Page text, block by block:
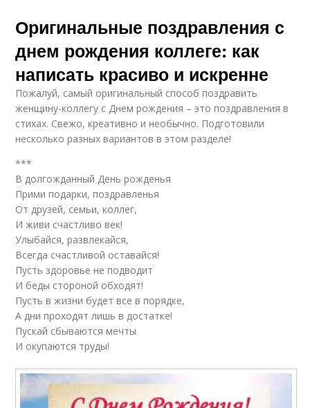
Оригинальные поздравления с
днем рождения коллеге: как
написать красиво и искренне
Пожалуй, самый оригинальный способ поздравить
женщину-коллегу с Днем рождения – это поздравления в
стихах. Свежо, креативно и необычно. Подготовили
несколько разных вариантов в этом разделе!
***
В долгожданный День рожденья
Прими подарки, поздравленья
От друзей, семьи, коллег,
И живи счастливо век!
Улыбайся, развлекайся,
Всегда счастливой оставайся!
Пусть здоровье не подводит
И беды стороной обходят!
Пусть в жизни будет все в порядке,
А дни проходят лишь в достатке!
Пускай сбываются мечты
И окупаются труды!